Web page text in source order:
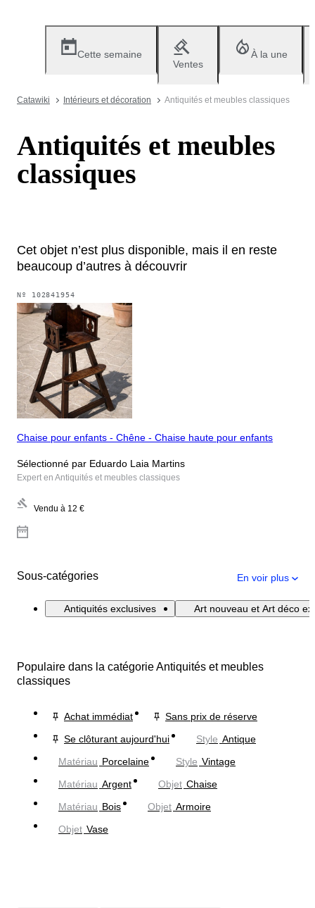
Cette semaine
Ventes
À la une
Catawiki Intérieurs et décoration Antiquités et meubles classiques
Antiquités et meubles
classiques
Cet objet n’est plus disponible, mais il en reste
beaucoup d’autres à découvrir
Nº 102841954
Chaise pour enfants - Chêne - Chaise haute pour enfants
Sélectionné par Eduardo Laia Martins
Expert en Antiquités et meubles classiques
Vendu à 12 €
Sous-catégories En voir plus
Antiquités exclusives Art nouveau et Art déco
Populaire dans la catégorie Antiquités et meubles
classiques
Achat immédiat
Sans prix de réserve
Se clôturant aujourd'hui
Style Antique
Matériau Porcelaine Style Vintage
Matériau Argent Objet Chaise
Matériau Bois Objet Armoire
Objet Vase